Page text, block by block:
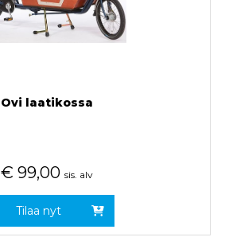
Ovi laatikossa
€ 99,00 sis. alv
Tilaa nyt